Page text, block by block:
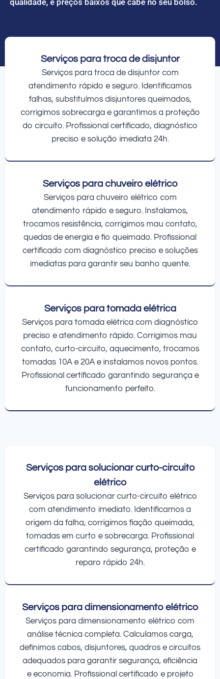
Serviços para troca de disjuntor
Serviços para troca de disjuntor com
atendimento rápido e seguro. Identificamos
falhas, substituímos disjuntores queimados,
corrigimos sobrecarga e garantimos a proteção
do circuito. Profissional certificado, diagnóstico
preciso e solução imediata 24h.
Serviços para chuveiro elétrico
Serviços para chuveiro elétrico com
atendimento rápido e seguro. Instalamos,
trocamos resistência, corrigimos mau contato,
quedas de energia e fio queimado. Profissional
certificado com diagnóstico preciso e soluções
imediatas para garantir seu banho quente.
Serviços para tomada elétrica
Serviços para tomada elétrica com diagnóstico
preciso e atendimento rápido. Corrigimos mau
contato, curto-circuito, aquecimento, trocamos
tomadas 10A e 20A e instalamos novos pontos.
Profissional certificado garantindo segurança e
funcionamento perfeito.
Serviços para solucionar curto-circuito
elétrico
Serviços para solucionar curto-circuito elétrico
com atendimento imediato. Identificamos a
origem da falha, corrigimos fiação queimada,
tomadas em curto e sobrecarga. Profissional
certificado garantindo segurança, proteção e
reparo rápido 24h.
Serviços para dimensionamento elétrico
Serviços para dimensionamento elétrico com
análise técnica completa. Calculamos carga,
definimos cabos, disjuntores, quadros e circuitos
adequados para garantir segurança, eficiência
e economia. Profissional certificado e projeto